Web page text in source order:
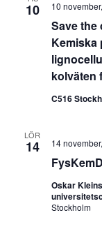
10
Save the
Kemiska
kolväten
10
C516
LÖR
14 14
Oskar
Stockholm